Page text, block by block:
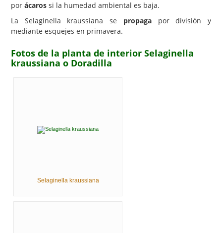
por ácaros si la humedad ambiental es baja.
La Selaginella kraussiana se propagapor división y
mediante esquejes en primavera.
Fotos de la planta de interior Selaginella
kraussiana o Doradilla
Selaginella kraussiana